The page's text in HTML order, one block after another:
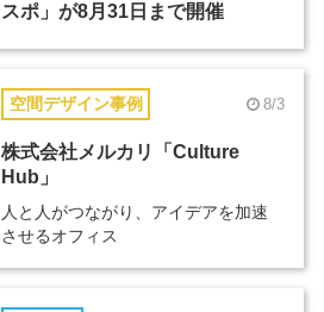
スポ」が8月31日まで開催
空間デザイン事例 8/3
株式会社メルカリ「Culture
Hub」
人と人がつながり、アイデアを加速
させるオフィス